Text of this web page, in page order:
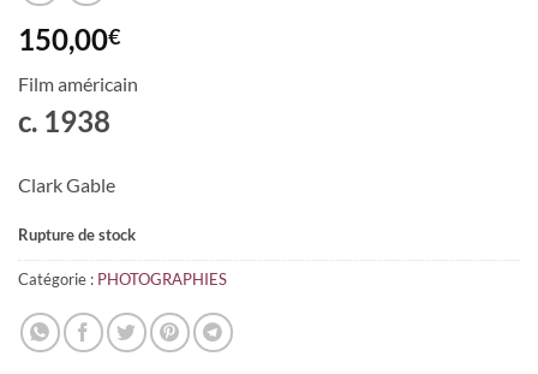
150,00€
Film américain
c. 1938
Clark Gable
Rupture de stock
Catégorie : PHOTOGRAPHIES